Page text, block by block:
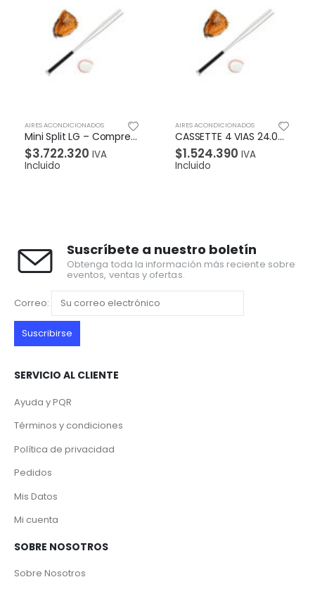
AIRES ACONDICIONADOS
CASSETTE 4 VIAS 24.000 BTU
$1.524.390 IVA
Incluido
AIRES ACONDICIONADOS
$3.727.080 IVA
Incluido
Suscríbete a nuestro boletín
Obtenga toda la información más reciente sobre
eventos, ventas y ofertas.
Correo:
SERVICIO AL CLIENTE
Ayuda y PQR
Términos y condiciones
Política de privacidad
Pedidos
Mis Datos
Mi cuenta
SOBRE NOSOTROS
Sobre Nosotros